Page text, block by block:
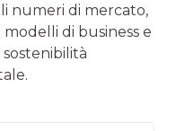
numeri di mercato,
di business e